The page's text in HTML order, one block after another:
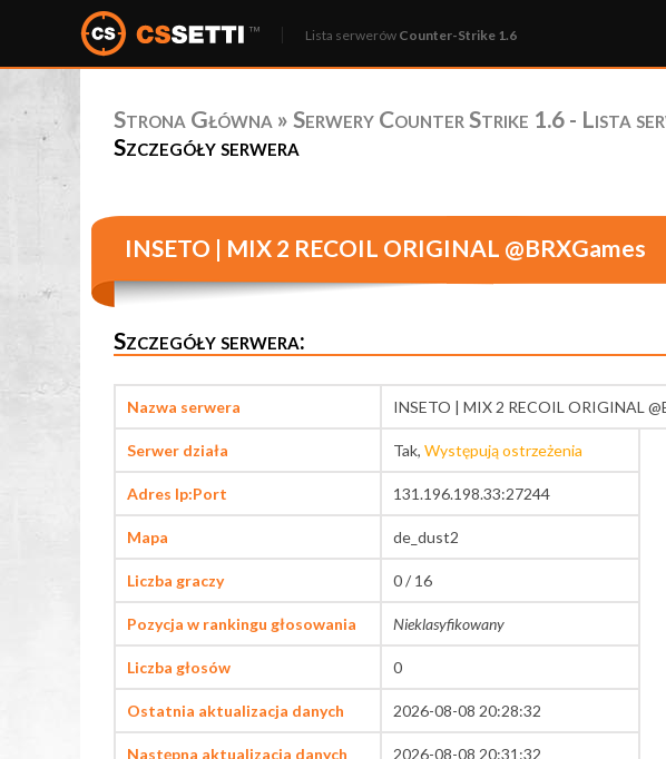
Lista serwerów Counter-Strike 1.6
Strona Główna » Serwery Counter Strike 1.6 - Lista
Szczegóły serwera
INSETO | MIX 2 RECOIL ORIGINAL @BRXGames
Szczegóły serwera:
Nazwa serwera INSETO | MIX 2 RECOIL ORIGINAL
Serwer działa Tak, Występują ostrzeżenia
Adres Ip:Port 131.196.198.33:27244
Mapa de_dust2
Liczba graczy 0 / 16
Pozycja w rankingu głosowania Nieklasyfikowany
Liczba głosów 0
Ostatnia aktualizacja danych 2026-08-08 20:28:32
Następna aktualizacja danych 2026-08-08 20:31:32